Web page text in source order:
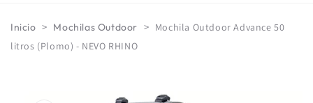
Inicio > Mochilas Outdoor > Mochila Outdoor Advance 50
litros (Plomo) - NEVO RHINO